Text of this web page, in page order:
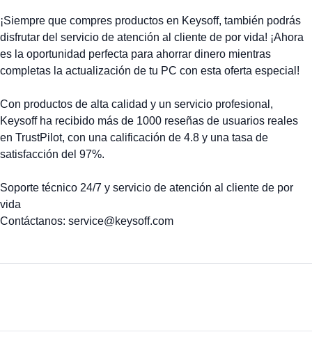
¡Siempre que compres productos en Keysoff, también podrás
disfrutar del servicio de atención al cliente de por vida! ¡Ahora
es la oportunidad perfecta para ahorrar dinero mientras
completas la actualización de tu PC con esta oferta especial!
Con productos de alta calidad y un servicio profesional,
Keysoff ha recibido más de 1000 reseñas de usuarios reales
en TrustPilot, con una calificación de 4.8 y una tasa de
satisfacción del 97%.
Soporte técnico 24/7 y servicio de atención al cliente de por
vida
Contáctanos: service@keysoff.com